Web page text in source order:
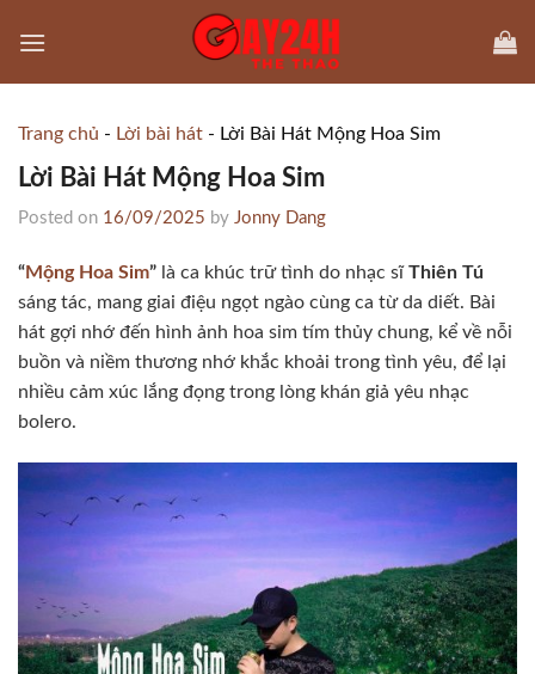
Trang chủ - Lời bài hát - Lời Bài Hát Mộng Hoa Sim
Lời Bài Hát Mộng Hoa Sim
Posted on 16/09/2025 by Jonny Dang
“Mộng Hoa Sim” là ca khúc trữ tình do nhạc sĩThiên Tú
sáng tác, mang giai điệu ngọt ngào cùng ca từ da diết. Bài
hát gợi nhớ đến hình ảnh hoa sim tím thủy chung, kể về nỗi
buồn và niềm thương nhớ khắc khoải trong tình yêu, để lại
nhiều cảm xúc lắng đọng trong lòng khán giả yêu nhạc
bolero.